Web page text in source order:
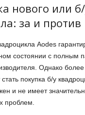
нового или
за и против
Aodes
состоянии с полным
Однако
покупка б/у
и не имеет
проблем.